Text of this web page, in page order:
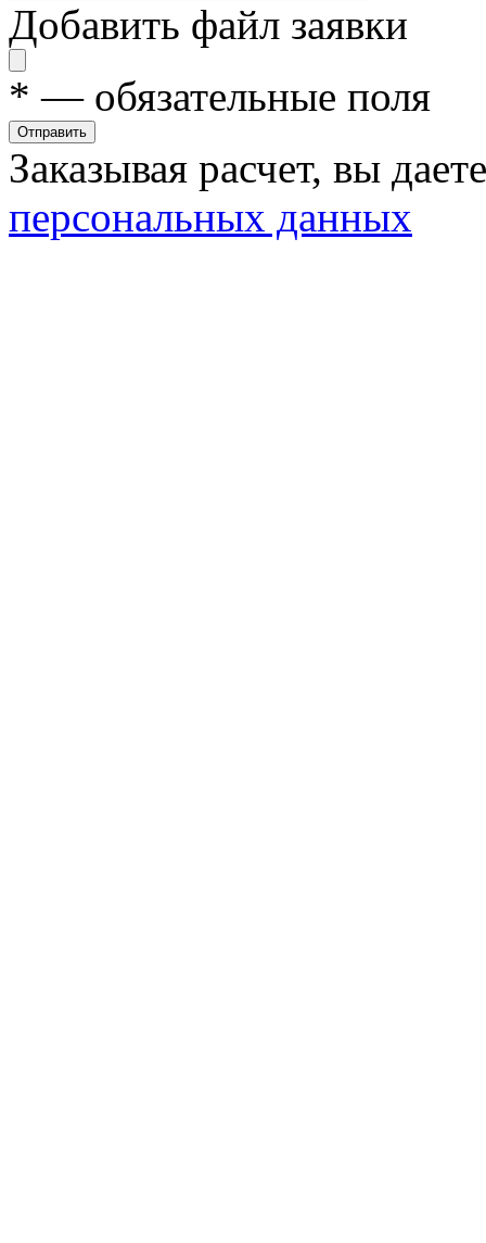
Добавить файл заявки
* — обязательные поля
Отправить
Заказывая расчет, вы
персональных данных